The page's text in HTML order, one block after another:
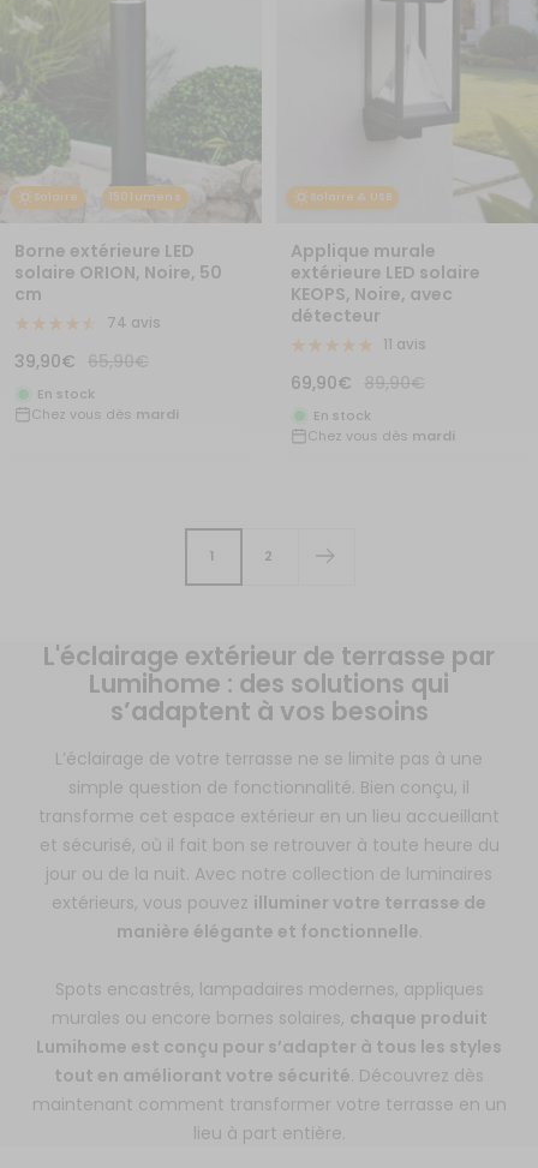
Solaire 150 lumens
Borne extérieure LED
solaire ORION, Noire, 50
cm
74 avis
Prix
de
vente
39,90€ Prix
normal
65,90€
En stock
Chez vous dès mardi
Solaire & USB
Applique murale
extérieure LED solaire
KEOPS, Noire, avec
détecteur
11 avis
Prix
de
vente
69,90€ Prix
normal
89,90€
En stock
Chez vous dès mardi
1 2
L'éclairage extérieur de terrasse par
Lumihome : des solutions qui
s’adaptent à vos besoins
L’éclairage de votre terrasse ne se limite pas à une
simple question de fonctionnalité. Bien conçu, il
transforme cet espace extérieur en un lieu accueillant
et sécurisé, où il fait bon se retrouver à toute heure du
jour ou de la nuit. Avec notre collection de luminaires
extérieurs, vous pouvez illuminer votre terrasse de
manière élégante et fonctionnelle.
Spots encastrés, lampadaires modernes, appliques
murales ou encore bornes solaires, chaque produit
Lumihome est conçu pour s’adapter à tous les styles
tout en améliorant votre sécurité. Découvrez dès
maintenant comment transformer votre terrasse en un
lieu à part entière.